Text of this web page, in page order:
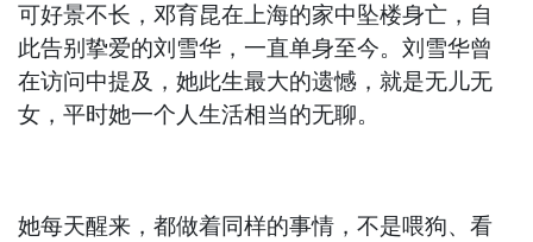
可好景不长，邓育昆在上海的家中坠楼身亡，自
此告别挚爱的刘雪华，一直单身至今。刘雪华曾
在访问中提及，她此生最大的遗憾，就是无儿无
女，平时她一个人生活相当的无聊。
她每天醒来，都做着同样的事情，不是喂狗、看